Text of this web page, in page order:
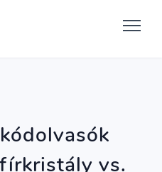
vs.